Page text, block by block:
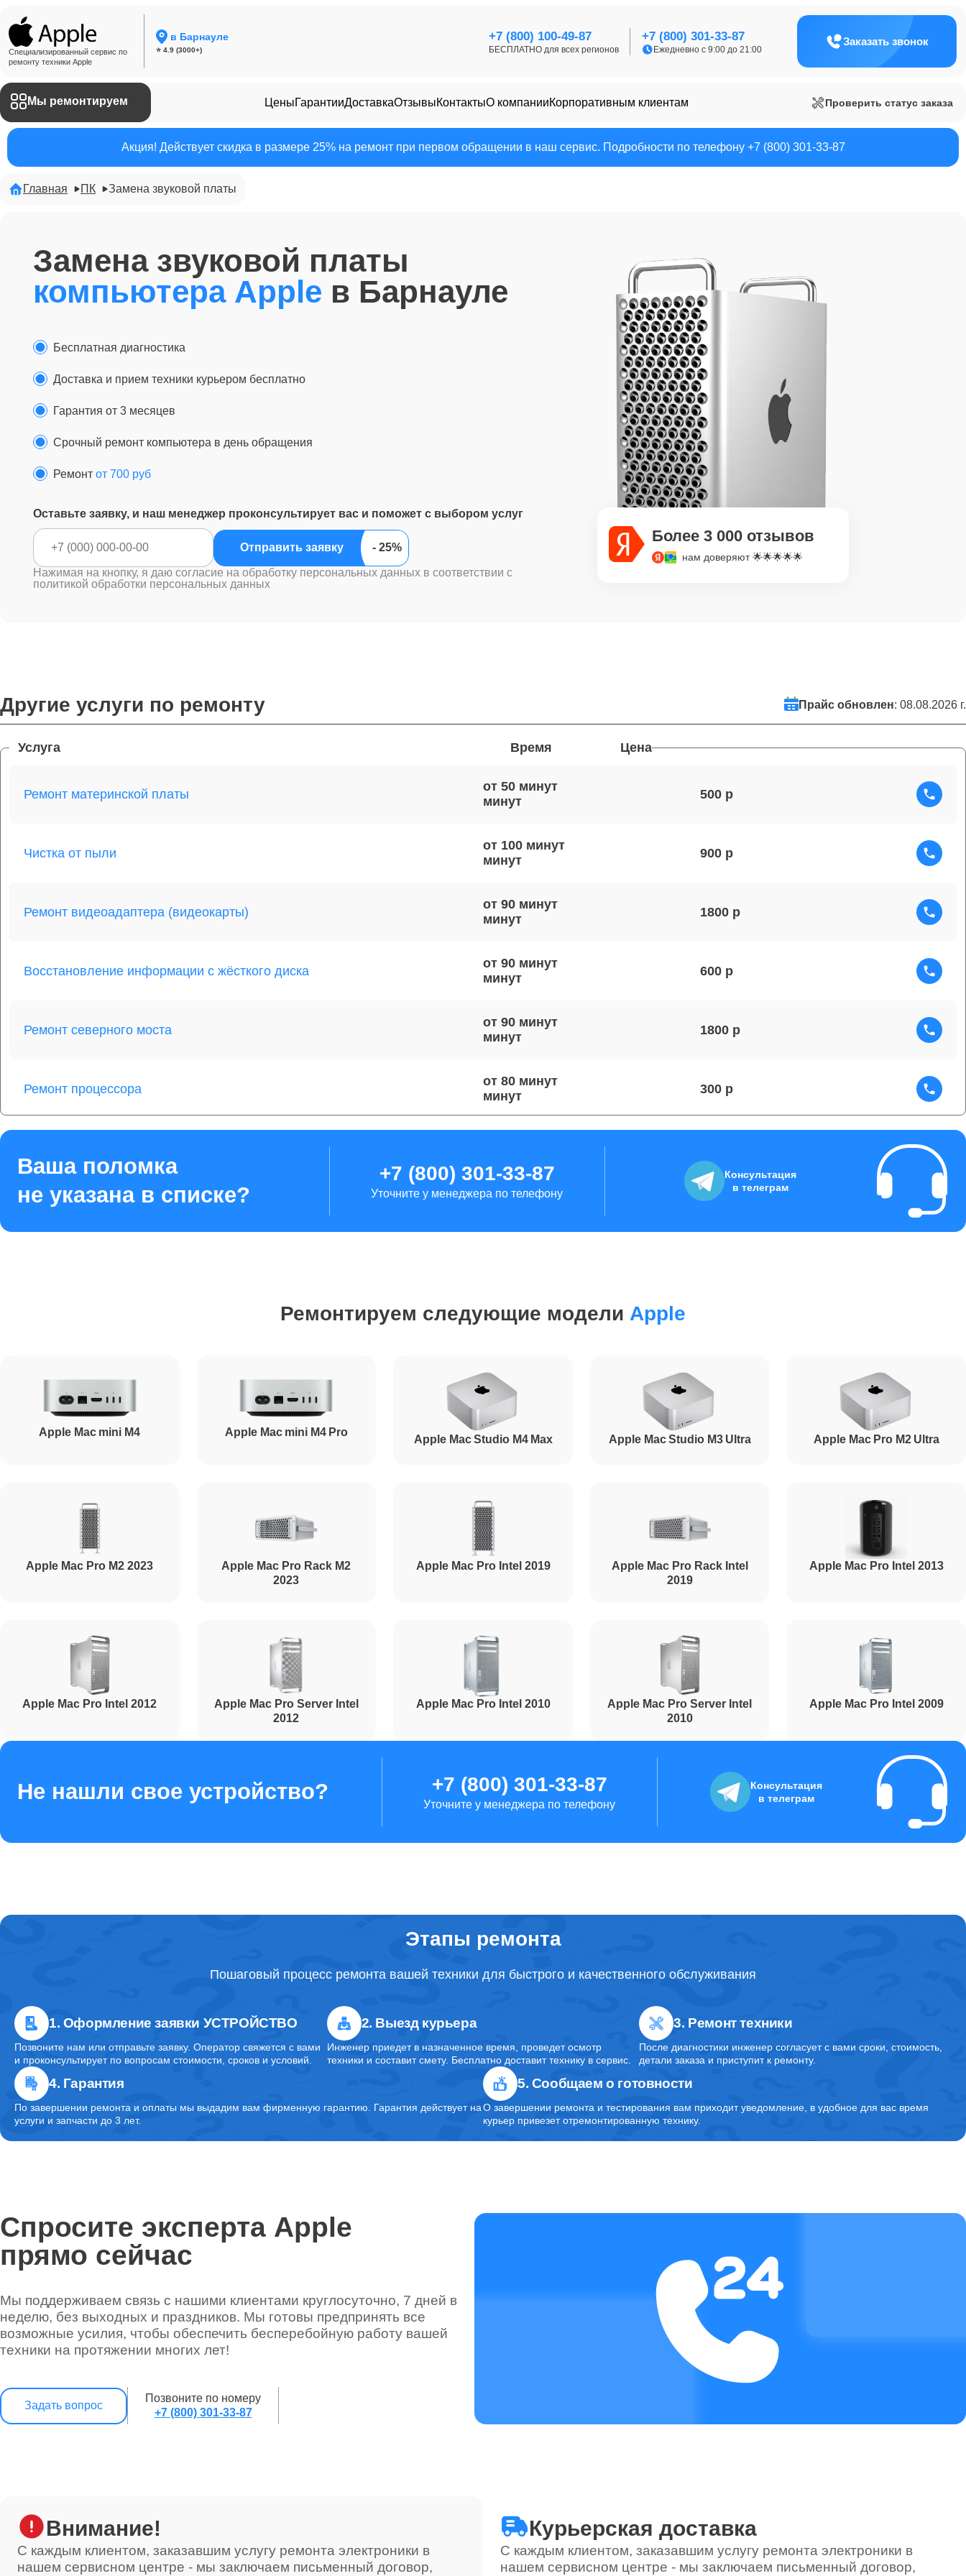
Специализированный сервис по
ремонту техники Apple
в Барнауле
⭐ 4.9 (3000+)
+7 (800) 100-49-87
БЕСПЛАТНО для всех регионов
+7 (800) 301-33-87
Ежедневно с 9:00 до 21:00
Заказать звонок
Мы ремонтируем ЦеныГарантииДоставкаОтзывыКонтактыО компанииКорпоративным клиентам Проверить статус заказа
Акция! Действует скидка в размере 25% на ремонт при первом обращении в наш сервис. Подробности по телефону +7 (800) 301-33-87
Главная ПК Замена звуковой платы
Замена звуковой платы
компьютера Apple в Барнауле
Бесплатная диагностика
Доставка и прием техники курьером бесплатно
Гарантия от 3 месяцев
Срочный ремонт компьютера в день обращения
Ремонт от 700 руб
Оставьте заявку, и наш менеджер проконсультирует вас и поможет с выбором услуг
Отправить заявку
Нажимая на кнопку, я даю согласие на обработку персональных данных в соответствии с
политикой обработки персональных данных
Более 3 000 отзывов
нам доверяют 🌟🌟🌟🌟🌟
Другие услуги по ремонту Прайс обновлен: 08.08.2026 г.
Услуга Время Цена
Ремонт материнской платы
от 50 минут
500
Чистка от пыли
от 100 минут
900
Ремонт видеоадаптера (видеокарты)
от 90 минут
1800
Восстановление информации с жёсткого диска
от 90 минут
600
Ремонт северного моста
от 90 минут
1800
Ремонт процессора
от 80 минут
300
Ремонт кулера
от 120 минут
от 50 минут
Ремонт звуковой платы
от 50 минут
700
Ваша поломка
не указана в списке?
+7 (800) 301-33-87
Уточните у менеджера по телефону
Консультация
в телеграм
Ремонтируем следующие модели Apple
Apple Mac mini M4 Apple Mac mini M4 Pro
Apple Mac Studio M4 Max Apple Mac Studio M3 Ultra Apple Mac Pro M2 Ultra
Apple Mac Pro M2 2023
Apple Mac Pro Rack M2
2023
Apple Mac Pro Intel 2019
Apple Mac Pro Rack Intel
2019
Apple Mac Pro Intel 2013
Apple Mac Pro Intel 2012
Apple Mac Pro Server Intel
2012
Apple Mac Pro Intel 2010
Apple Mac Pro Server Intel
2010
Apple Mac Pro Intel 2009
Не нашли свое устройство? +7 (800) 301-33-87
Уточните у менеджера по телефону
Консультация
в телеграм
Этапы ремонта
Пошаговый процесс ремонта вашей техники для быстрого и качественного обслуживания
1. Оформление заявки УСТРОЙСТВО
Позвоните нам или отправьте заявку. Оператор свяжется с вами
и проконсультирует по вопросам стоимости, сроков и условий.
2. Выезд курьера
Инженер приедет в назначенное время, проведет осмотр
техники и составит смету. Бесплатно доставит технику в сервис.
3. Ремонт техники
После диагностики инженер согласует с вами сроки, стоимость,
детали заказа и приступит к ремонту.
4. Гарантия
По завершении ремонта и оплаты мы выдадим вам фирменную гарантию. Гарантия действует на
услуги и запчасти до 3 лет.
5. Сообщаем о готовности
О завершении ремонта и тестирования вам приходит уведомление, в удобное для вас время
курьер привезет отремонтированную технику.
Спросите эксперта Apple
прямо сейчас
Мы поддерживаем связь с нашими клиентами круглосуточно, 7 дней в
неделю, без выходных и праздников. Мы готовы предпринять все
возможные усилия, чтобы обеспечить бесперебойную работу вашей
техники на протяжении многих лет!
Задать вопрос
Позвоните по номеру
+7 (800) 301-33-87
Внимание!
С каждым клиентом, заказавшим услугу ремонта электроники в
нашем сервисном центре - мы заключаем письменный договор,
Курьерская доставка
С каждым клиентом, заказавшим услугу ремонта электроники в
нашем сервисном центре - мы заключаем письменный договор,